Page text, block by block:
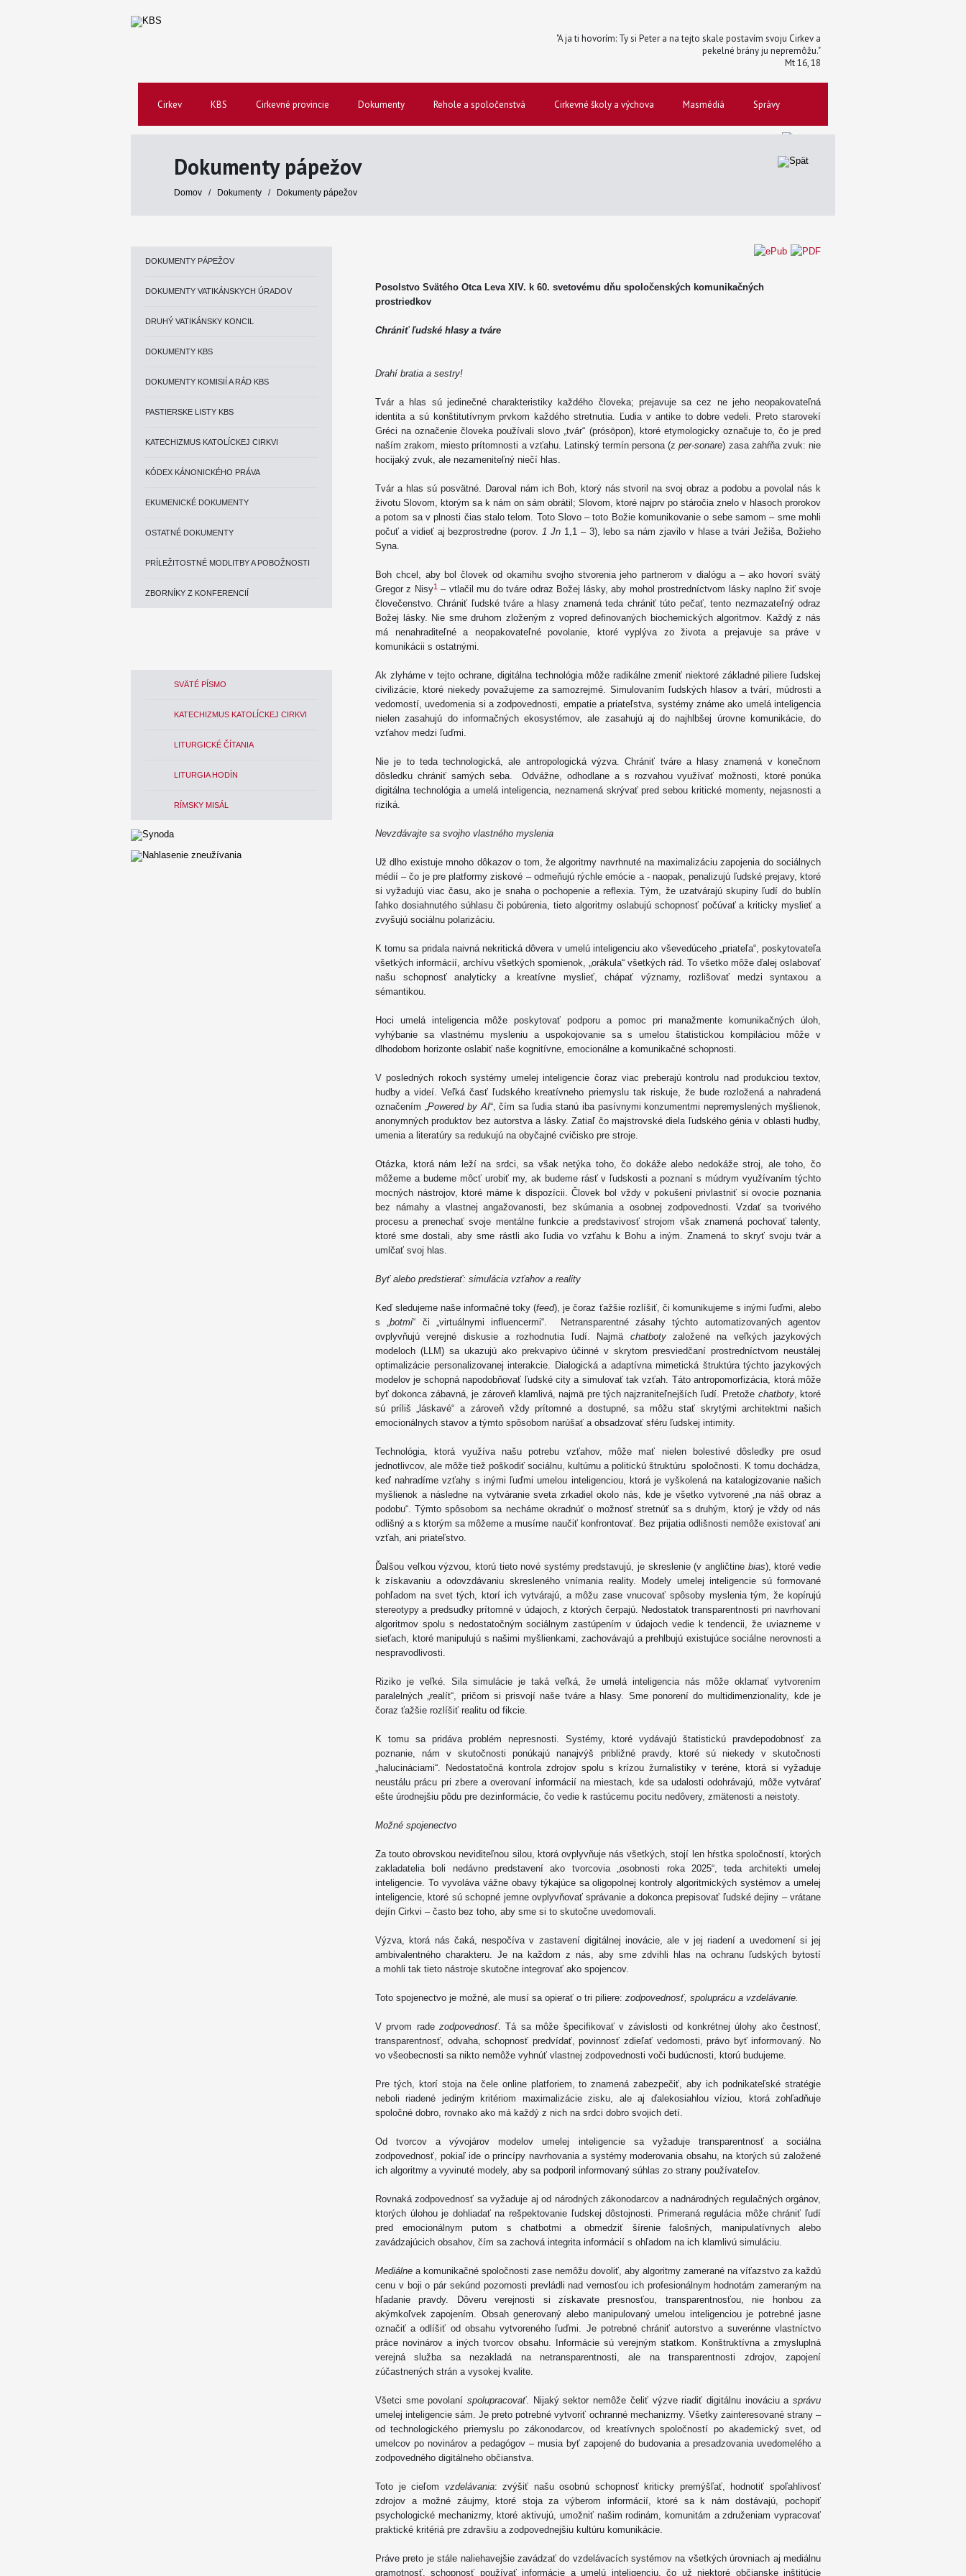
"A ja ti hovorím: Ty si Peter a na tejto skale postavím svoju Cirkev a
pekelné brány ju nepremôžu."
Mt 16, 18
Cirkev KBS Cirkevné provincie Dokumenty Rehole a spoločenstvá Cirkevné školy a výchova Masmédiá Správy
Dokumenty pápežov
Domov / Dokumenty / Dokumenty pápežov
DOKUMENTY PÁPEŽOV
DOKUMENTY VATIKÁNSKYCH ÚRADOV
DRUHÝ VATIKÁNSKY KONCIL
DOKUMENTY KBS
DOKUMENTY KOMISIÍ A RÁD KBS
PASTIERSKE LISTY KBS
KATECHIZMUS KATOLÍCKEJ CIRKVI
KÓDEX KÁNONICKÉHO PRÁVA
EKUMENICKÉ DOKUMENTY
OSTATNÉ DOKUMENTY
PRÍLEŽITOSTNÉ MODLITBY A POBOŽNOSTI
ZBORNÍKY Z KONFERENCIÍ
SVÄTÉ PÍSMO
KATECHIZMUS KATOLÍCKEJ CIRKVI
LITURGICKÉ ČÍTANIA
LITURGIA HODÍN
RÍMSKY MISÁL
Posolstvo Svätého Otca Leva XIV. k 60. svetovému dňu spoločenských komunikačných
prostriedkov
Chrániť ľudské hlasy a tváre
Drahí bratia a sestry!
Tvár a hlas sú jedinečné charakteristiky každého človeka; prejavuje sa cez ne jeho neopakovateľná
identita a sú konštitutívnym prvkom každého stretnutia. Ľudia v antike to dobre vedeli. Preto starovekí
Gréci na označenie človeka používali slovo „tvár“ (prósōpon), ktoré etymologicky označuje to, čo je pred
naším zrakom, miesto prítomnosti a vzťahu. Latinský termín persona (zper-sonare) zasa zahŕňa zvuk: nie
hocijaký zvuk, ale nezameniteľný niečí hlas.
Tvár a hlas sú posvätné. Daroval nám ich Boh, ktorý nás stvoril na svoj obraz a podobu a povolal nás k
životu Slovom, ktorým sa k nám on sám obrátil; Slovom, ktoré najprv po stáročia znelo v hlasoch prorokov
a potom sa v plnosti čias stalo telom. Toto Slovo – toto Božie komunikovanie o sebe samom – sme mohli
počuť a vidieť aj bezprostredne (porov.1 Jn1,1 – 3), lebo sa nám zjavilo v hlase a tvári Ježiša, Božieho
Syna.
Boh chcel, aby bol človek od okamihu svojho stvorenia jeho partnerom v dialógu a – ako hovorí svätý
Gregor z Nisy1– vtlačil mu do tváre odraz Božej lásky, aby mohol prostredníctvom lásky naplno žiť svoje
človečenstvo. Chrániť ľudské tváre a hlasy znamená teda chrániť túto pečať, tento nezmazateľný odraz
Božej lásky. Nie sme druhom zloženým z vopred definovaných biochemických algoritmov. Každý z nás
má nenahraditeľné a neopakovateľné povolanie, ktoré vyplýva zo života a prejavuje sa práve v
komunikácii s ostatnými.
Ak zlyháme v tejto ochrane, digitálna technológia môže radikálne zmeniť niektoré základné piliere ľudskej
civilizácie, ktoré niekedy považujeme za samozrejmé. Simulovaním ľudských hlasov a tvárí, múdrosti a
vedomostí, uvedomenia si a zodpovednosti, empatie a priateľstva, systémy známe ako umelá inteligencia
nielen zasahujú do informačných ekosystémov, ale zasahujú aj do najhlbšej úrovne komunikácie, do
vzťahov medzi ľuďmi.
Nie je to teda technologická, ale antropologická výzva. Chrániť tváre a hlasy znamená v konečnom
dôsledku chrániť samých seba. Odvážne, odhodlane a s rozvahou využívať možnosti, ktoré ponúka
digitálna technológia a umelá inteligencia, neznamená skrývať pred sebou kritické momenty, nejasnosti a
riziká.
Nevzdávajte sa svojho vlastného myslenia
Už dlho existuje mnoho dôkazov o tom, že algoritmy navrhnuté na maximalizáciu zapojenia do sociálnych
médií – čo je pre platformy ziskové – odmeňujú rýchle emócie a - naopak, penalizujú ľudské prejavy, ktoré
si vyžadujú viac času, ako je snaha o pochopenie a reflexia. Tým, že uzatvárajú skupiny ľudí do bublín
ľahko dosiahnutého súhlasu či pobúrenia, tieto algoritmy oslabujú schopnosť počúvať a kriticky myslieť a
zvyšujú sociálnu polarizáciu.
K tomu sa pridala naivná nekritická dôvera v umelú inteligenciu ako vševedúceho „priateľa“, poskytovateľa
všetkých informácií, archívu všetkých spomienok, „orákula“ všetkých rád. To všetko môže ďalej oslabovať
našu schopnosť analyticky a kreatívne myslieť, chápať významy, rozlišovať medzi syntaxou a
sémantikou.
Hoci umelá inteligencia môže poskytovať podporu a pomoc pri manažmente komunikačných úloh,
vyhýbanie sa vlastnému mysleniu a uspokojovanie sa s umelou štatistickou kompiláciou môže v
dlhodobom horizonte oslabiť naše kognitívne, emocionálne a komunikačné schopnosti.
V posledných rokoch systémy umelej inteligencie čoraz viac preberajú kontrolu nad produkciou textov,
hudby a videí. Veľká časť ľudského kreatívneho priemyslu tak riskuje, že bude rozložená a nahradená
označením „Powered by AI“, čím sa ľudia stanú iba pasívnymi konzumentmi nepremyslených myšlienok,
anonymných produktov bez autorstva a lásky. Zatiaľ čo majstrovské diela ľudského génia v oblasti hudby,
umenia a literatúry sa redukujú na obyčajné cvičisko pre stroje.
Otázka, ktorá nám leží na srdci, sa však netýka toho, čo dokáže alebo nedokáže stroj, ale toho, čo
môžeme a budeme môcť urobiť my, ak budeme rásť v ľudskosti a poznaní s múdrym využívaním týchto
mocných nástrojov, ktoré máme k dispozícii. Človek bol vždy v pokušení privlastniť si ovocie poznania
bez námahy a vlastnej angažovanosti, bez skúmania a osobnej zodpovednosti. Vzdať sa tvorivého
procesu a prenechať svoje mentálne funkcie a predstavivosť strojom však znamená pochovať talenty,
ktoré sme dostali, aby sme rástli ako ľudia vo vzťahu k Bohu a iným. Znamená to skryť svoju tvár a
umlčať svoj hlas.
Byť alebo predstierať: simulácia vzťahov a reality
Keď sledujeme naše informačné toky (feed), je čoraz ťažšie rozlíšiť, či komunikujeme s inými ľuďmi, alebo
s „botmi“ či „virtuálnymi influencermi“. Netransparentné zásahy týchto automatizovaných agentov
ovplyvňujú verejné diskusie a rozhodnutia ľudí. Najmä chatbotyzaložené na veľkých jazykových
modeloch (LLM) sa ukazujú ako prekvapivo účinné v skrytom presviedčaní prostredníctvom neustálej
optimalizácie personalizovanej interakcie. Dialogická a adaptívna mimetická štruktúra týchto jazykových
modelov je schopná napodobňovať ľudské city a simulovať tak vzťah. Táto antropomorfizácia, ktorá môže
byť dokonca zábavná, je zároveň klamlivá, najmä pre tých najzraniteľnejších ľudí. Pretože chatboty, ktoré
sú príliš „láskavé“ a zároveň vždy prítomné a dostupné, sa môžu stať skrytými architektmi našich
emocionálnych stavov a týmto spôsobom narúšať a obsadzovať sféru ľudskej intimity.
Technológia, ktorá využíva našu potrebu vzťahov, môže mať nielen bolestivé dôsledky pre osud
jednotlivcov, ale môže tiež poškodiť sociálnu, kultúrnu a politickú štruktúru spoločnosti. K tomu dochádza,
keď nahradíme vzťahy s inými ľuďmi umelou inteligenciou, ktorá je vyškolená na katalogizovanie našich
myšlienok a následne na vytváranie sveta zrkadiel okolo nás, kde je všetko vytvorené „na náš obraz a
podobu“. Týmto spôsobom sa necháme okradnúť o možnosť stretnúť sa s druhým, ktorý je vždy od nás
odlišný a s ktorým sa môžeme a musíme naučiť konfrontovať. Bez prijatia odlišnosti nemôže existovať ani
vzťah, ani priateľstvo.
Ďalšou veľkou výzvou, ktorú tieto nové systémy predstavujú, je skreslenie (v angličtine bias), ktoré vedie
k získavaniu a odovzdávaniu skresleného vnímania reality. Modely umelej inteligencie sú formované
pohľadom na svet tých, ktorí ich vytvárajú, a môžu zase vnucovať spôsoby myslenia tým, že kopírujú
stereotypy a predsudky prítomné v údajoch, z ktorých čerpajú. Nedostatok transparentnosti pri navrhovaní
algoritmov spolu s nedostatočným sociálnym zastúpením v údajoch vedie k tendencii, že uviazneme v
sieťach, ktoré manipulujú s našimi myšlienkami, zachovávajú a prehlbujú existujúce sociálne nerovnosti a
nespravodlivosti.
Riziko je veľké. Sila simulácie je taká veľká, že umelá inteligencia nás môže oklamať vytvorením
paralelných „realít“, pričom si prisvojí naše tváre a hlasy. Sme ponorení do multidimenzionality, kde je
čoraz ťažšie rozlíšiť realitu od fikcie.
K tomu sa pridáva problém nepresnosti. Systémy, ktoré vydávajú štatistickú pravdepodobnosť za
poznanie, nám v skutočnosti ponúkajú nanajvýš približné pravdy, ktoré sú niekedy v skutočnosti
„halucináciami“. Nedostatočná kontrola zdrojov spolu s krízou žurnalistiky v teréne, ktorá si vyžaduje
neustálu prácu pri zbere a overovaní informácií na miestach, kde sa udalosti odohrávajú, môže vytvárať
ešte úrodnejšiu pôdu pre dezinformácie, čo vedie k rastúcemu pocitu nedôvery, zmätenosti a neistoty.
Možné spojenectvo
Za touto obrovskou neviditeľnou silou, ktorá ovplyvňuje nás všetkých, stojí len hŕstka spoločností, ktorých
zakladatelia boli nedávno predstavení ako tvorcovia „osobnosti roka 2025“, teda architekti umelej
inteligencie. To vyvoláva vážne obavy týkajúce sa oligopolnej kontroly algoritmických systémov a umelej
inteligencie, ktoré sú schopné jemne ovplyvňovať správanie a dokonca prepisovať ľudské dejiny – vrátane
dejín Cirkvi – často bez toho, aby sme si to skutočne uvedomovali.
Výzva, ktorá nás čaká, nespočíva v zastavení digitálnej inovácie, ale v jej riadení a uvedomení si jej
ambivalentného charakteru. Je na každom z nás, aby sme zdvihli hlas na ochranu ľudských bytostí
a mohli tak tieto nástroje skutočne integrovať ako spojencov.
Toto spojenectvo je možné, ale musí sa opierať o tri piliere: zodpovednosť, spoluprácu a vzdelávanie.
V prvom radezodpovednosť. Tá sa môže špecifikovať v závislosti od konkrétnej úlohy ako čestnosť,
transparentnosť, odvaha, schopnosť predvídať, povinnosť zdieľať vedomosti, právo byť informovaný. No
vo všeobecnosti sa nikto nemôže vyhnúť vlastnej zodpovednosti voči budúcnosti, ktorú budujeme.
Pre tých, ktorí stoja na čele online platforiem, to znamená zabezpečiť, aby ich podnikateľské stratégie
neboli riadené jediným kritériom maximalizácie zisku, ale aj ďalekosiahlou víziou, ktorá zohľadňuje
spoločné dobro, rovnako ako má každý z nich na srdci dobro svojich detí.
Od tvorcov a vývojárov modelov umelej inteligencie sa vyžaduje transparentnosť a sociálna
zodpovednosť, pokiaľ ide o princípy navrhovania a systémy moderovania obsahu, na ktorých sú založené
ich algoritmy a vyvinuté modely, aby sa podporil informovaný súhlas zo strany používateľov.
Rovnaká zodpovednosť sa vyžaduje aj od národných zákonodarcov a nadnárodných regulačných orgánov,
ktorých úlohou je dohliadať na rešpektovanie ľudskej dôstojnosti. Primeraná regulácia môže chrániť ľudí
pred emocionálnym putom s chatbotmi a obmedziť šírenie falošných, manipulatívnych alebo
zavádzajúcich obsahov, čím sa zachová integrita informácií s ohľadom na ich klamlivú simuláciu.
Mediálne a komunikačné spoločnosti zase nemôžu dovoliť, aby algoritmy zamerané na víťazstvo za každú
cenu v boji o pár sekúnd pozornosti prevládli nad vernosťou ich profesionálnym hodnotám zameraným na
hľadanie pravdy. Dôveru verejnosti si získavate presnosťou, transparentnosťou, nie honbou za
akýmkoľvek zapojením. Obsah generovaný alebo manipulovaný umelou inteligenciou je potrebné jasne
označiť a odlíšiť od obsahu vytvoreného ľuďmi. Je potrebné chrániť autorstvo a suverénne vlastníctvo
práce novinárov a iných tvorcov obsahu. Informácie sú verejným statkom. Konštruktívna a zmysluplná
verejná služba sa nezakladá na netransparentnosti, ale na transparentnosti zdrojov, zapojení
zúčastnených strán a vysokej kvalite.
Všetci sme povolaníspolupracovať. Nijaký sektor nemôže čeliť výzve riadiť digitálnu inováciu asprávu
umelej inteligencie sám. Je preto potrebné vytvoriť ochranné mechanizmy. Všetky zainteresované strany –
od technologického priemyslu po zákonodarcov, od kreatívnych spoločností po akademický svet, od
umelcov po novinárov a pedagógov – musia byť zapojené do budovania a presadzovania uvedomelého a
zodpovedného digitálneho občianstva.
Toto je cieľom vzdelávania: zvýšiť našu osobnú schopnosť kriticky premýšľať, hodnotiť spoľahlivosť
zdrojov a možné záujmy, ktoré stoja za výberom informácií, ktoré sa k nám dostávajú, pochopiť
psychologické mechanizmy, ktoré aktivujú, umožniť našim rodinám, komunitám a združeniam vypracovať
praktické kritériá pre zdravšiu a zodpovednejšiu kultúru komunikácie.
Práve preto je stále naliehavejšie zavádzať do vzdelávacích systémov na všetkých úrovniach aj mediálnu
gramotnosť, schopnosť používať informácie a umelú inteligenciu, čo už niektoré občianske inštitúcie